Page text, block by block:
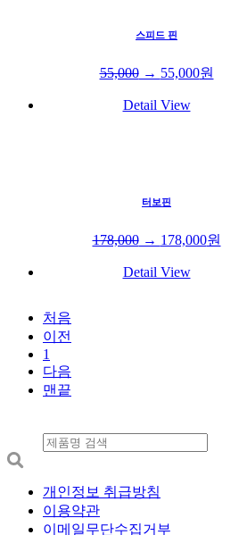
스피드 핀
55,000→ 55,000원
Detail View
터보핀
178,000→ 178,000원
Detail View
처음
이전
1
다음
맨끝
개인정보 취급방침
이용약관
이메일무단수집거부